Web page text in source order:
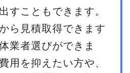
すこともできます。
ら見積取得できます
業者選びができま
用を抑えたい方や、